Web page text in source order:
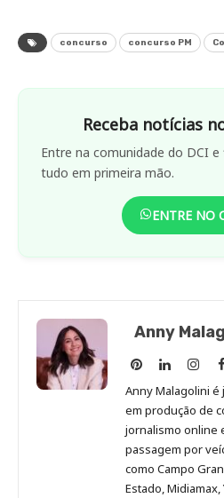
concurso concurso PM
Receba notícias
Entre na comunidade do DCI
tudo em primeira mão.
ENTRE NO
Anny
Anny
Malagolini
no
Pinterest
Anny
no
LinkedIn
Anny
no
Anny Malagolini é
em produção de
jornalismo online
passagem por
como Campo
Estado,